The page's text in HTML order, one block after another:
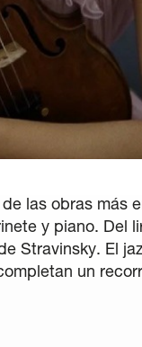
de compra de
las obras más
y piano. Del
Stravinsky. El
un